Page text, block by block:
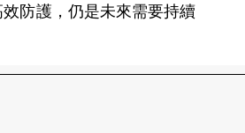
防護，仍是未來需要持續